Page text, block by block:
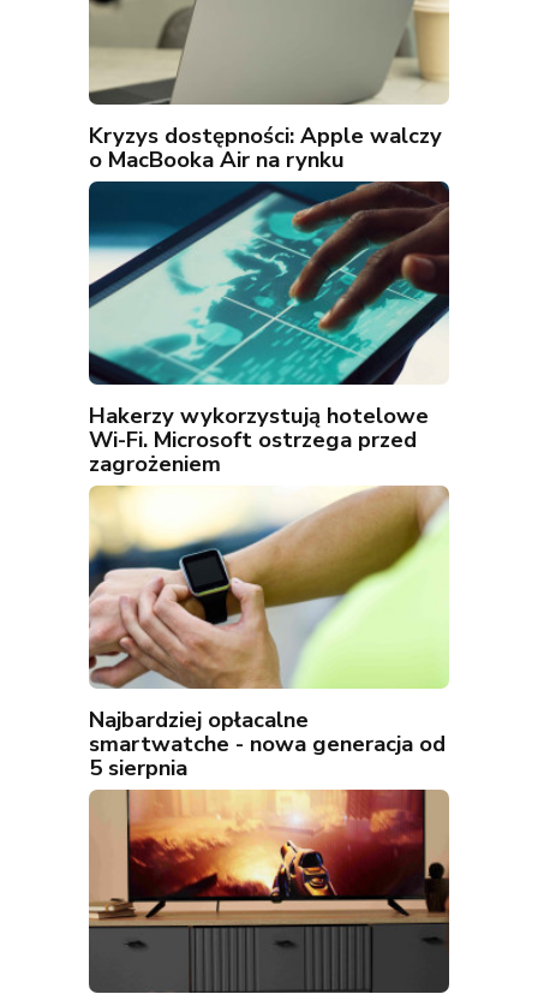
Kryzys dostępności: Apple walczy
o MacBooka Air na rynku
Hakerzy wykorzystują hotelowe
Wi-Fi. Microsoft ostrzega przed
zagrożeniem
Najbardziej opłacalne
smartwatche - nowa generacja od
5 sierpnia